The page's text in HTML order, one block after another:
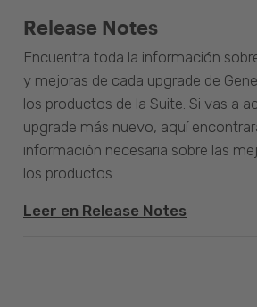
Release Notes
Encuentra toda la información
y mejoras de cada upgrade de
los productos de la Suite. Si vas a
upgrade más nuevo, aquí
información necesaria sobre las
los productos.
Leer en Release Notes